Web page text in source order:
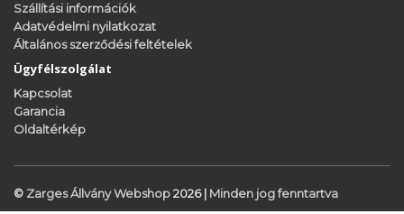
Szállítási információk
Adatvédelmi nyilatkozat
Általános szerződési feltételek
Ügyfélszolgálat
Kapcsolat
Garancia
Oldaltérkép
© Zarges Állvány Webshop2026 | Minden jog fenntartva